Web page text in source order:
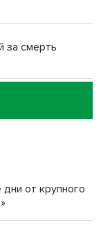
за смерть
селе лошади
врачей
от крупного